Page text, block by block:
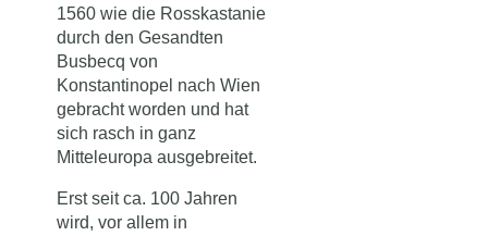
1560 wie die Rosskastanie
durch den Gesandten
Busbecq von
Konstantinopel nach Wien
gebracht worden und hat
sich rasch in ganz
Mitteleuropa ausgebreitet.
Erst seit ca. 100 Jahren
wird, vor allem in